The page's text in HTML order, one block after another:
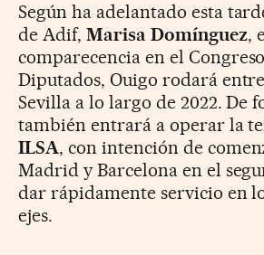
Según ha adelantado esta
de Adif, Marisa Domínguez,
comparecencia en el
Diputados, Ouigo rodará
Sevilla a lo largo de 2022. De
también entrará a operar la
ILSA, con intención de
Madrid y Barcelona en el
dar rápidamente servicio en
ejes.